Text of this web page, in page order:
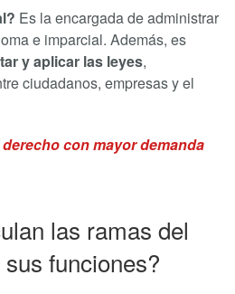
? Es la encargada de administrar
e imparcial. Además, es
y aplicar las leyes,
ciudadanos, empresas y el
con mayor demanda
las ramas del
funciones?